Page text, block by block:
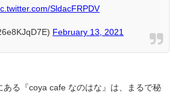
SldacFRPDV
February 13, 2021
ある『coya cafe なのはな』は、まるで秘